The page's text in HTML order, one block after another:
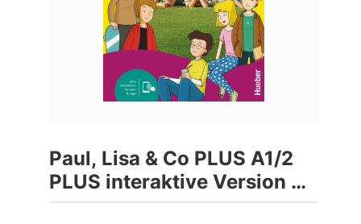
Paul, Lisa & Co PLUS A1/2
PLUS interaktive Version &
App Tankönyv